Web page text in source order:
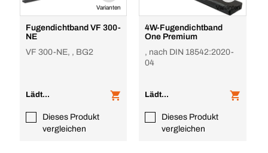
Varianten
Fugendichtband VF 300-
NE
VF 300-NE, , BG2
Lädt...
Dieses Produkt
vergleichen
Varianten
4W-Fugendichtband
One Premium
, nach DIN 18542:2020-
04
Lädt...
Dieses Produkt
vergleichen